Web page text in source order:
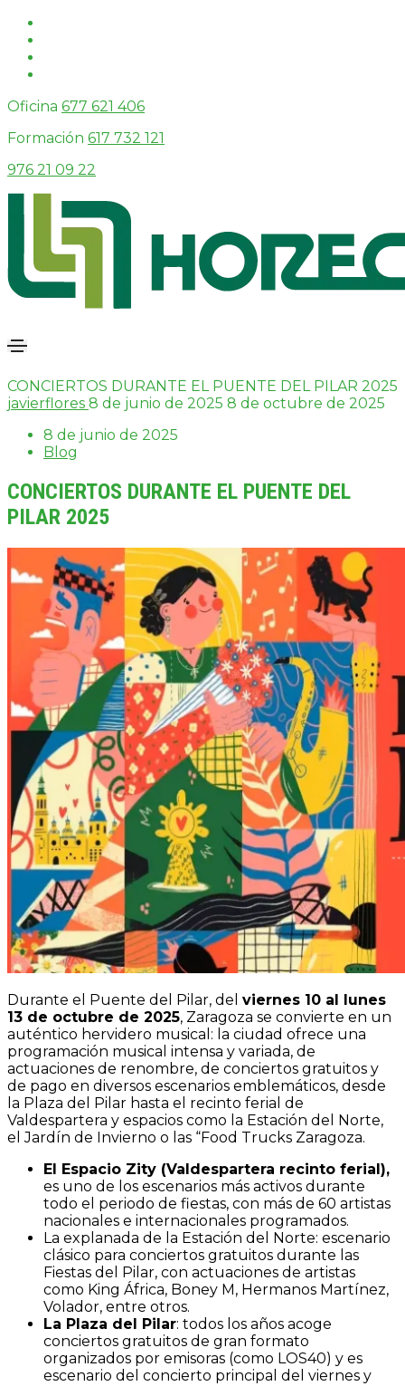
Oficina 677 621 406
Formación 617 732 121
976 21 09 22
CONCIERTOS DURANTE EL PUENTE DEL PILAR 2025
javierflores 8 de junio de 2025 8 de octubre de 2025
8 de junio de 2025
Blog
CONCIERTOS DURANTE EL PUENTE DEL
PILAR 2025
Durante el Puente del Pilar, del viernes 10 al lunes
13 de octubre de 2025, Zaragoza se convierte en un
auténtico hervidero musical: la ciudad ofrece una
programación musical intensa y variada, de
actuaciones de renombre, de conciertos gratuitos y
de pago en diversos escenarios emblemáticos, desde
la Plaza del Pilar hasta el recinto ferial de
Valdespartera y espacios como la Estación del Norte,
el Jardín de Invierno o las “Food Trucks Zaragoza.
El Espacio Zity (Valdespartera recinto ferial),
es uno de los escenarios más activos durante
todo el periodo de fiestas, con más de 60 artistas
nacionales e internacionales programados.
La explanada de la Estación del Norte: escenario
clásico para conciertos gratuitos durante las
Fiestas del Pilar, con actuaciones de artistas
como King África, Boney M, Hermanos Martínez,
Volador, entre otros.
La Plaza del Pilar: todos los años acoge
conciertos gratuitos de gran formato
organizados por emisoras (como LOS40) y es
escenario del concierto principal del viernes y